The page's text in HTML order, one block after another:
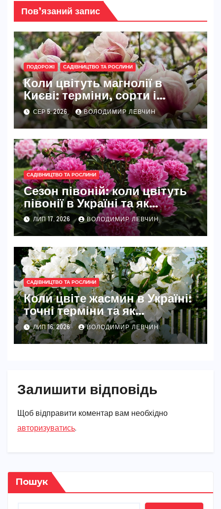
Пов’язаний запис
ПОДОРОЖІ САДІВНИЦТВО ТА РОСЛИНИ
Коли цвітуть магнолії в
Києві: терміни, сорти і
найкращі місця
СЕР 5, 2026 ВОЛОДИМИР ЛЕВЧИН
САДІВНИЦТВО ТА РОСЛИНИ
Сезон півоній: коли цвітуть
півонії в Україні та як
розкрити їхню повну красу
ЛИП 17, 2026 ВОЛОДИМИР ЛЕВЧИН
САДІВНИЦТВО ТА РОСЛИНИ
Коли цвіте жасмин в Україні:
точні терміни та як
забезпечити рясне цвітіння
ЛИП 16, 2026 ВОЛОДИМИР ЛЕВЧИН
Залишити відповідь
Щоб відправити коментар вам необхідно
авторизуватись.
Пошук